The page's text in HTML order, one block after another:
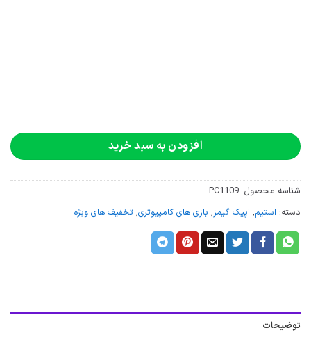
افزودن به سبد خرید
شناسه محصول: PC1109
دسته: استیم, اپیک گیمز, بازی های کامپیوتری, تخفیف های ویژه
توضیحات